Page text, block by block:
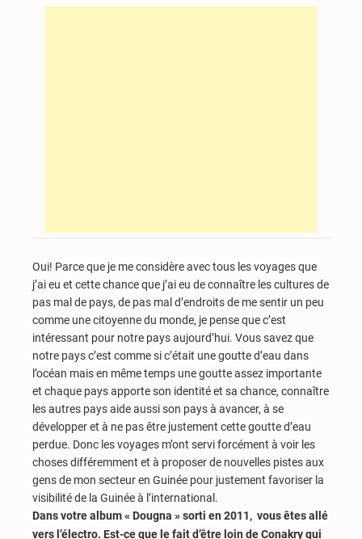
Oui! Parce que je me considère avec tous les voyages que
j’ai eu et cette chance que j’ai eu de connaître les cultures de
pas mal de pays, de pas mal d’endroits de me sentir un peu
comme une citoyenne du monde, je pense que c’est
intéressant pour notre pays aujourd’hui. Vous savez que
notre pays c’est comme si c’était une goutte d’eau dans
l’océan mais en même temps une goutte assez importante
et chaque pays apporte son identité et sa chance, connaître
les autres pays aide aussi son pays à avancer, à se
développer et à ne pas être justement cette goutte d’eau
perdue. Donc les voyages m’ont servi forcément à voir les
choses différemment et à proposer de nouvelles pistes aux
gens de mon secteur en Guinée pour justement favoriser la
visibilité de la Guinée à l’international.
Dans votre album « Dougna » sorti en 2011, vous êtes allé
vers l’électro. Est-ce que le fait d’être loin de Conakry qui